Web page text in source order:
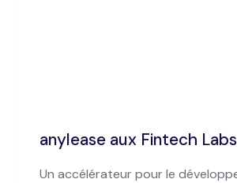
anylease aux Fintech Labs
Un accélérateur pour le